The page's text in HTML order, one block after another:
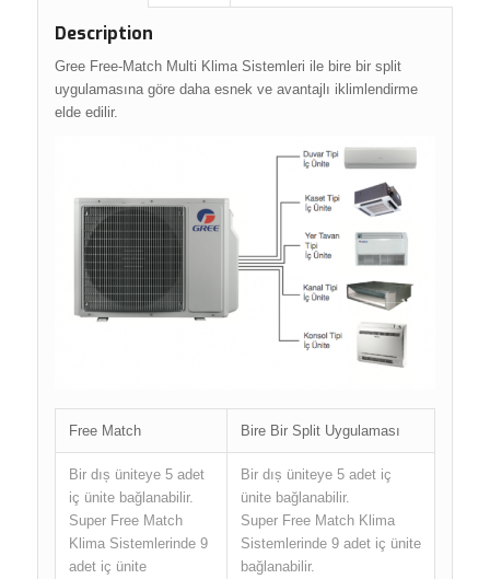
Description
Gree Free-Match Multi Klima Sistemleri ile bire bir split
uygulamasına göre daha esnek ve avantajlı iklimlendirme
elde edilir.
Free Match Bire Bir Split Uygulaması
Bir dıș üniteye 5 adet
iç ünite bağlanabilir.
Super Free Match
Klima Sistemlerinde 9
adet iç ünite
Bir dıș üniteye 5 adet iç
ünite bağlanabilir.
Super Free Match Klima
Sistemlerinde 9 adet iç ünite
bağlanabilir.